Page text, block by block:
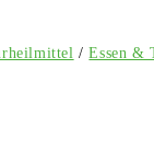
/ Essen &